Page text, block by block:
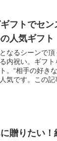
フトでセ
人気ギフト
なるシーンで
内祝い。ギフ
。“相手の好き
気です。この記
贈りたい